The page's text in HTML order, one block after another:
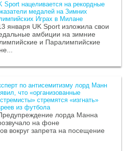
Sport нацеливается на рекордные
медалей на Зимних
Играх в Милане
января UK Sport изложила свои
амбиции на зимние
и Паралимпийские
по антисемитизму лорд Манн
что «организованные
стремятся «изгнать»
из футбола
лорда Манна
на фоне
вокруг запрета на посещение